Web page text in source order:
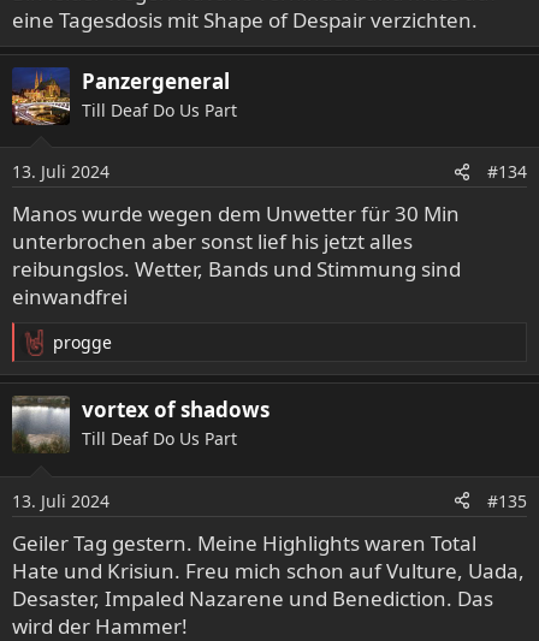
eine Tagesdosis mit Shape of Despair verzichten.
Panzergeneral
Till Deaf Do Us Part
13. Juli 2024 #134
Manos wurde wegen dem Unwetter für 30 Min
unterbrochen aber sonst lief his jetzt alles
reibungslos. Wetter, Bands und Stimmung sind
einwandfrei
R
e
a
k
t
n
e
n
:
progge
vortex of shadows
Till Deaf Do Us Part
13. Juli 2024 #135
Geiler Tag gestern. Meine Highlights waren Total
Hate und Krisiun. Freu mich schon auf Vulture, Uada,
Desaster, Impaled Nazarene und Benediction. Das
wird der Hammer!